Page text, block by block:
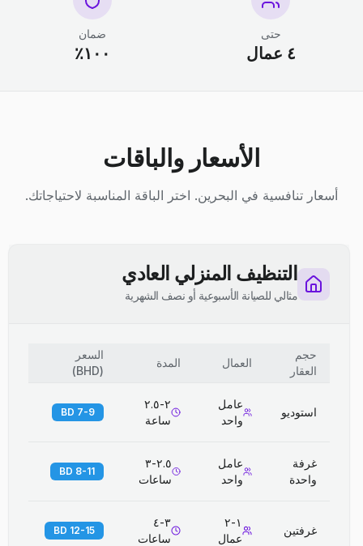
حتى
٤ عمال
ضمان
١٠٠٪
الأسعار والباقات
أسعار تنافسية في البحرين. اختر الباقة المناسبة لاحتياجاتك.
التنظيف المنزلي العادي
مثالي للصيانة الأسبوعية أو نصف الشهرية
حجم
العقار
العمال المدة
السعر
(
BHD
)
استوديو
عامل
واحد
٢-٢.٥
ساعة
7-9 BD
غرفة
واحدة
عامل
واحد
٢.٥-٣
ساعات
8-11 BD
غرفتين
١-٢
عمال
٣-٤
ساعات
12-15 BD